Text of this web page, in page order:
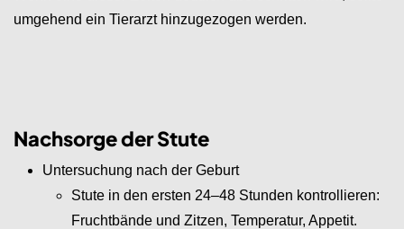
umgehend ein Tierarzt hinzugezogen werden.
Nachsorge der Stute
Untersuchung nach der Geburt
Stute in den ersten 24–48 Stunden kontrollieren:
Fruchtbände und Zitzen, Temperatur, Appetit.